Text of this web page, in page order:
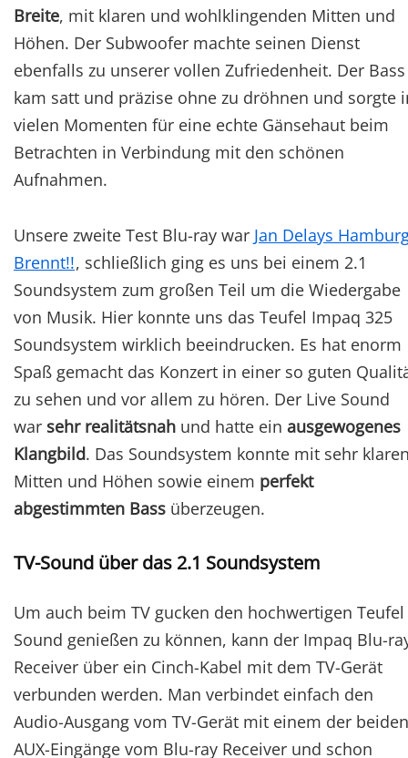
Breite, mit klaren und wohlklingenden Mitten und
Höhen. Der Subwoofer machte seinen Dienst
ebenfalls zu unserer vollen Zufriedenheit. Der Bass
kam satt und präzise ohne zu dröhnen und sorgte
vielen Momenten für eine echte Gänsehaut beim
Betrachten in Verbindung mit den schönen
Aufnahmen.
Unsere zweite Test Blu-ray war Jan Delays
Brennt!!, schließlich ging es uns bei einem 2.1
Soundsystem zum großen Teil um die Wiedergabe
von Musik. Hier konnte uns das Teufel Impaq 325
Soundsystem wirklich beeindrucken. Es hat enorm
Spaß gemacht das Konzert in einer so guten
zu sehen und vor allem zu hören. Der Live Sound
war sehr realitätsnah und hatte ein ausgewogenes
Klangbild. Das Soundsystem konnte mit sehr
Mitten und Höhen sowie einem perfekt
abgestimmten Bass überzeugen.
TV-Sound über das 2.1 Soundsystem
Um auch beim TV gucken den hochwertigen Teufel
Sound genießen zu können, kann der Impaq Blu-
Receiver über ein Cinch-Kabel mit dem TV-Gerät
verbunden werden. Man verbindet einfach den
Audio-Ausgang vom TV-Gerät mit einem der beiden
AUX-Eingänge vom Blu-ray Receiver und schon